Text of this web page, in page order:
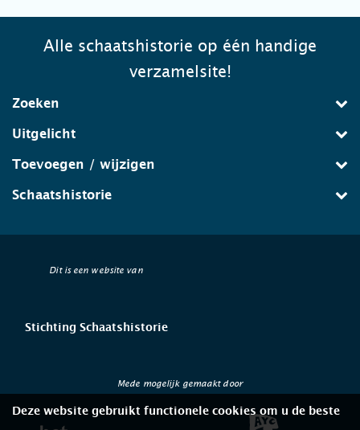
Alle schaatshistorie op één handige
verzamelsite!
Zoeken
Uitgelicht
Toevoegen / wijzigen
Schaatshistorie
Dit is een website van
Stichting Schaatshistorie
Mede mogelijk gemaakt door
Deze website gebruikt functionele cookies om u de beste